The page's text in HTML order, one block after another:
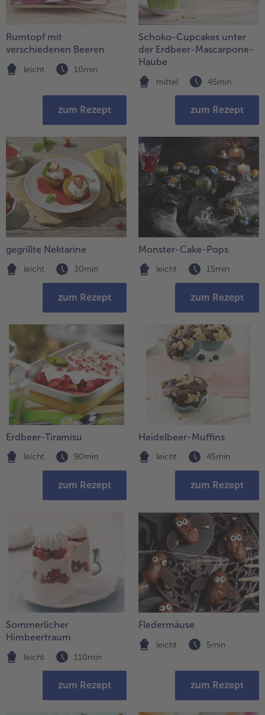
alle Hausmannskost & Suppen
Obst
alle Obst
alle Brot & Gebäck
alle Süße Vielfalt
Confiserie & Feinkost
alle Confiserie & Feinkost
Küchenhelfer
alle Küchenhelfer
Rumtopf mit
verschiedenen Beeren
leicht 10min
zum Rezept
Schoko-Cupcakes unter
der Erdbeer-Mascarpone-
Haube
mittel 45min
zum Rezept
gegrillte Nektarine
leicht 30min
zum Rezept
Monster-Cake-Pops
leicht 15min
zum Rezept
Erdbeer-Tiramisu
leicht 90min
zum Rezept
Heidelbeer-Muffins
leicht 45min
zum Rezept
Sommerlicher
Himbeertraum
leicht 110min
zum Rezept
Fledermäuse
leicht 5min
zum Rezept